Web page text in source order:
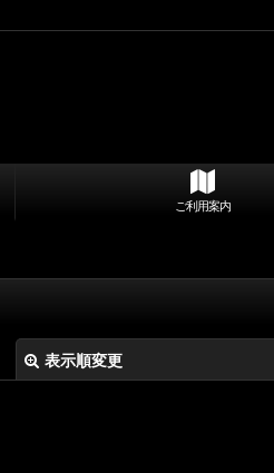
ご利用案内
表示順変更